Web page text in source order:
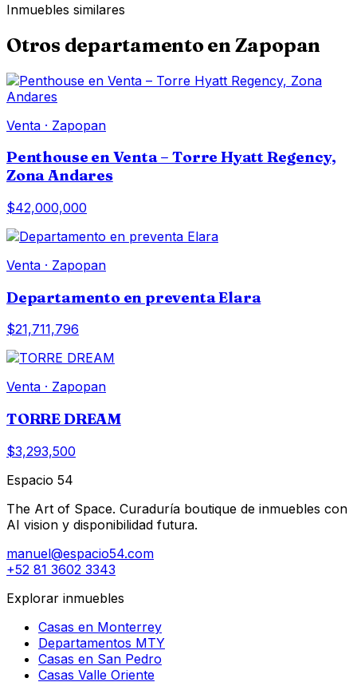
Inmuebles similares
Otros departamentoen Zapopan
Venta · Zapopan
Penthouse en Venta – Torre Hyatt Regency,
Zona Andares
$42,000,000
Venta · Zapopan
Departamento en preventa Elara
$21,711,796
Venta · Zapopan
TORRE DREAM
$3,293,500
Espacio 54
The Art of Space. Curaduría boutique de inmuebles con
AI vision y disponibilidad futura.
manuel@espacio54.com
+52 81 3602 3343
Explorar inmuebles
Casas en Monterrey
Departamentos MTY
Casas en San Pedro
Casas Valle Oriente